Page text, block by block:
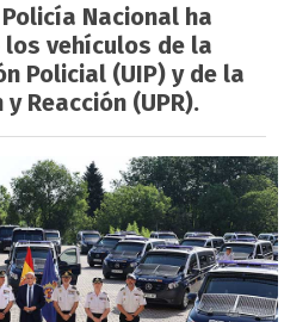
Nacional ha
vehículos de la
Policial (UIP) y de la
Reacción (UPR).